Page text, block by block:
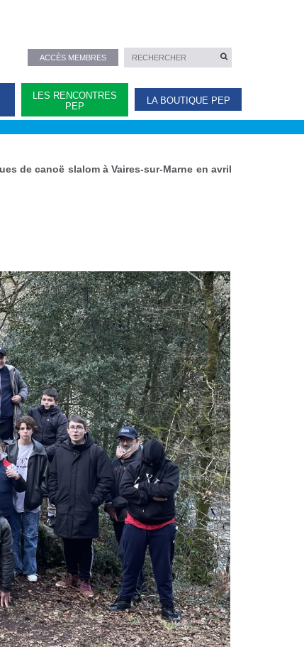
ACCÈS MEMBRES
LES RENCONTRES
PEP
LA BOUTIQUE PEP
de canoë slalom à Vaires-sur-Marne en avril